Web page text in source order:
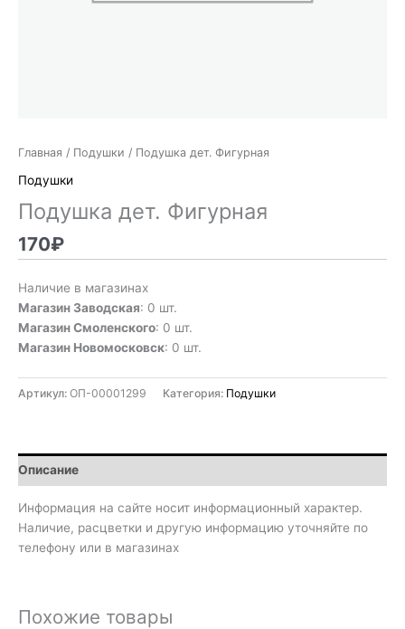
Главная / Подушки / Подушка дет. Фигурная
Подушки
Подушка дет. Фигурная
170₽
Наличие в магазинах
Магазин Заводская: 0 шт.
Магазин Смоленского: 0 шт.
Магазин Новомосковск: 0 шт.
Артикул: ОП-00001299 Категория: Подушки
Описание
Информация на сайте носит информационный характер.
Наличие, расцветки и другую информацию уточняйте по
телефону или в магазинах
Похожие товары